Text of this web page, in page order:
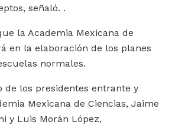
señaló. .
la Academia Mexicana de
en la elaboración de los planes
normales.
de los presidentes entrante y
Mexicana de Ciencias, Jaime
y Luis Morán López,